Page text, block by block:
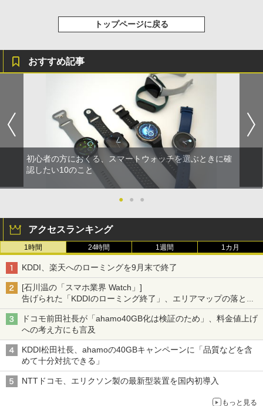
トップページに戻る
おすすめ記事
初心者の方におくる、スマートウォッチを選ぶときに確
認したい10のこと
● ● ●
アクセスランキング
1時間 24時間 1週間 1カ月
KDDI、楽天へのローミングを9月末で終了
[石川温の「スマホ業界 Watch」]
告げられた「KDDIのローミング終了」、エリアマップの落とし
穴と楽天モバイルの課題
ドコモ前田社長が「ahamo40GB化は検証のため」、料金値上げ
への考え方にも言及
KDDI松田社長、ahamoの40GBキャンペーンに「品質などを含
めて十分対抗できる」
NTTドコモ、エリクソン製の最新型装置を国内初導入
もっと見る